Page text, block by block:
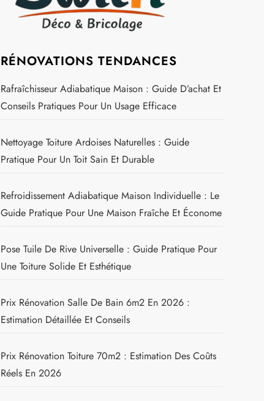
RÉNOVATIONS TENDANCES
Rafraîchisseur Adiabatique Maison : Guide D’achat Et
Conseils Pratiques Pour Un Usage Efficace
Nettoyage Toiture Ardoises Naturelles : Guide
Pratique Pour Un Toit Sain Et Durable
Refroidissement Adiabatique Maison Individuelle : Le
Guide Pratique Pour Une Maison Fraîche Et Économe
Pose Tuile De Rive Universelle : Guide Pratique Pour
Une Toiture Solide Et Esthétique
Prix Rénovation Salle De Bain 6m2 En 2026 :
Estimation Détaillée Et Conseils
Prix Rénovation Toiture 70m2 : Estimation Des Coûts
Réels En 2026